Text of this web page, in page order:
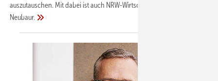
auszutauschen. Mit dabei ist auch NRW-Wirtschaftsministerin Mona
Neubaur.